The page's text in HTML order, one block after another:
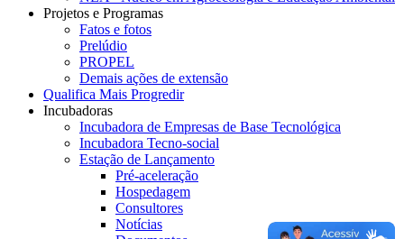
Projetos e Programas
Fatos e fotos
Prelúdio
PROPEL
Demais ações de extensão
Qualifica Mais Progredir
Incubadoras
Incubadora de Empresas de Base Tecnológica
Incubadora Tecno-social
Estação de Lançamento
Pré-aceleração
Hospedagem
Consultores
Notícias